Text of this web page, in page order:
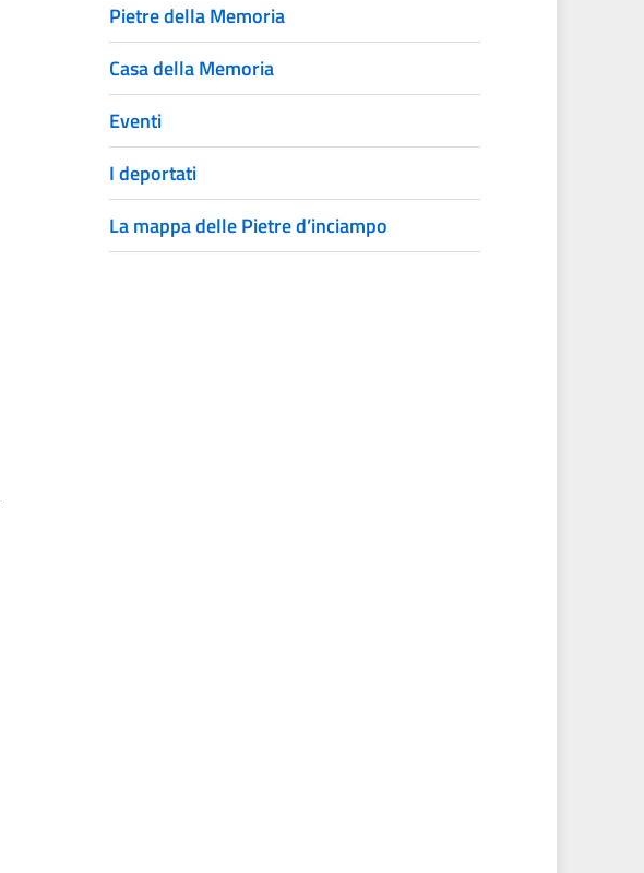
Pietre della Memoria
Casa della Memoria
Eventi
I deportati
La mappa delle Pietre d’inciampo